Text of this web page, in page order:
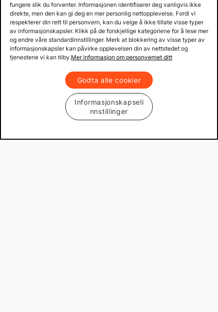
Kjøpsbetingelser og informasjon
Kundeservice
Produkter og løsninger
Mekster.se
Prisgaranti på reservedeler
fungere slik du forventer. Informasjonen identifiserer deg vanligvis ikke
direkte, men den kan gi deg en mer personlig nettopplevelse. Fordi vi
respekterer din rett til personvern, kan du velge å ikke tillate visse typer
av informasjonskapsler. Klikk på de forskjellige kategoriene for å lese mer
og endre våre standardinnstillinger. Merk at blokkering av visse typer av
informasjonskapsler kan påvirke opplevelsen din av nettstedet og
tjenestene vi kan tilby.Mer informasjon om personvernet ditt
Godta alle cookier
Informasjonskapseli
nnstillinger